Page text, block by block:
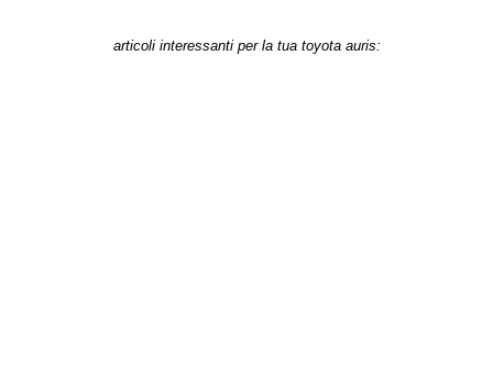
articoli interessanti per la tua toyota auris: